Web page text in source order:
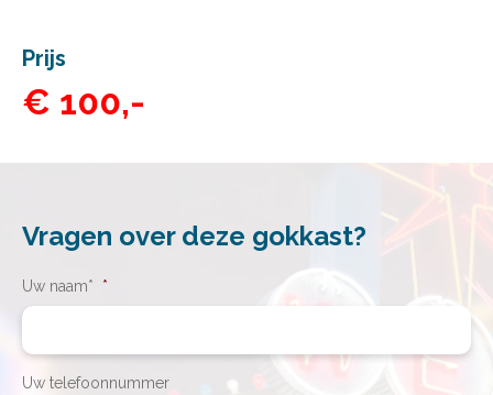
Prijs
€ 100,-
Vragen over deze gokkast?
Uw naam* *
Uw telefoonnummer